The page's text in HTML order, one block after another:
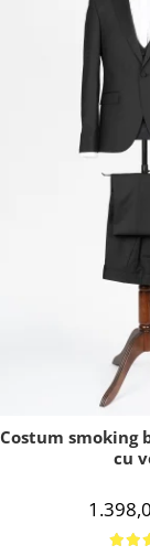
Costum smoking
cu